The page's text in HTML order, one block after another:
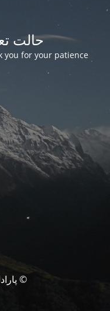
حالت
you for your patience!
©